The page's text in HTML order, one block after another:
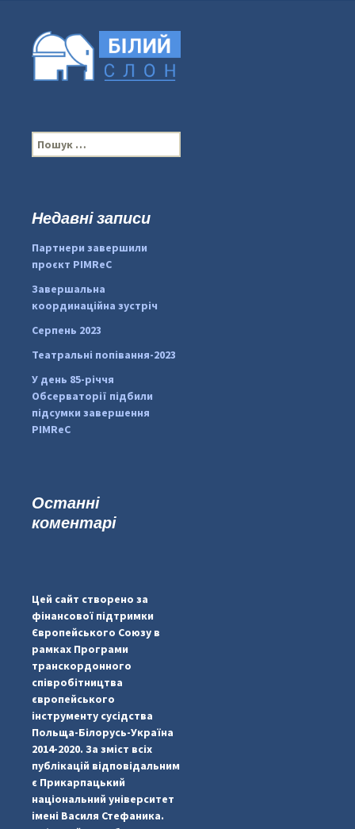
pimrec_project
П
о
:Недавні записи
Партнери завершили
проєкт PIMReC
Завершальна
координаційна зустріч
Серпень 2023
Театральні попівання-2023
У день 85-річчя
Обсерваторії підбили
підсумки завершення
PIMReC
Останні
коментарі
Цей сайт створено за
фінансової підтримки
Європейського Союзу в
рамках Програми
транскордонного
співробітництва
європейського
інструменту сусідства
Польща-Білорусь-Україна
2014-2020. За зміст всіх
публікацій відповідальним
є Прикарпацький
національний університет
імені Василя Стефаника.